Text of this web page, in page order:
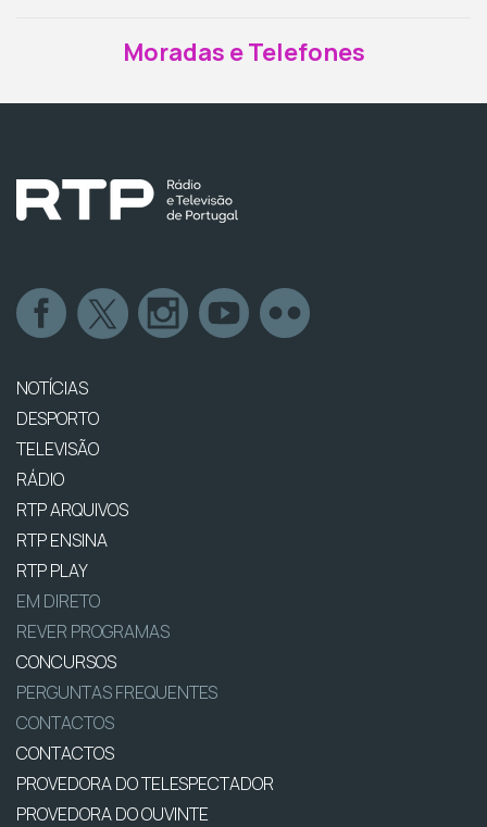
Moradas e Telefones
NOTÍCIAS
DESPORTO
TELEVISÃO
RÁDIO
RTP ARQUIVOS
RTP ENSINA
RTP PLAY
EM DIRETO
REVER PROGRAMAS
CONCURSOS
PERGUNTAS FREQUENTES
CONTACTOS
CONTACTOS
PROVEDORA DO TELESPECTADOR
PROVEDORA DO OUVINTE